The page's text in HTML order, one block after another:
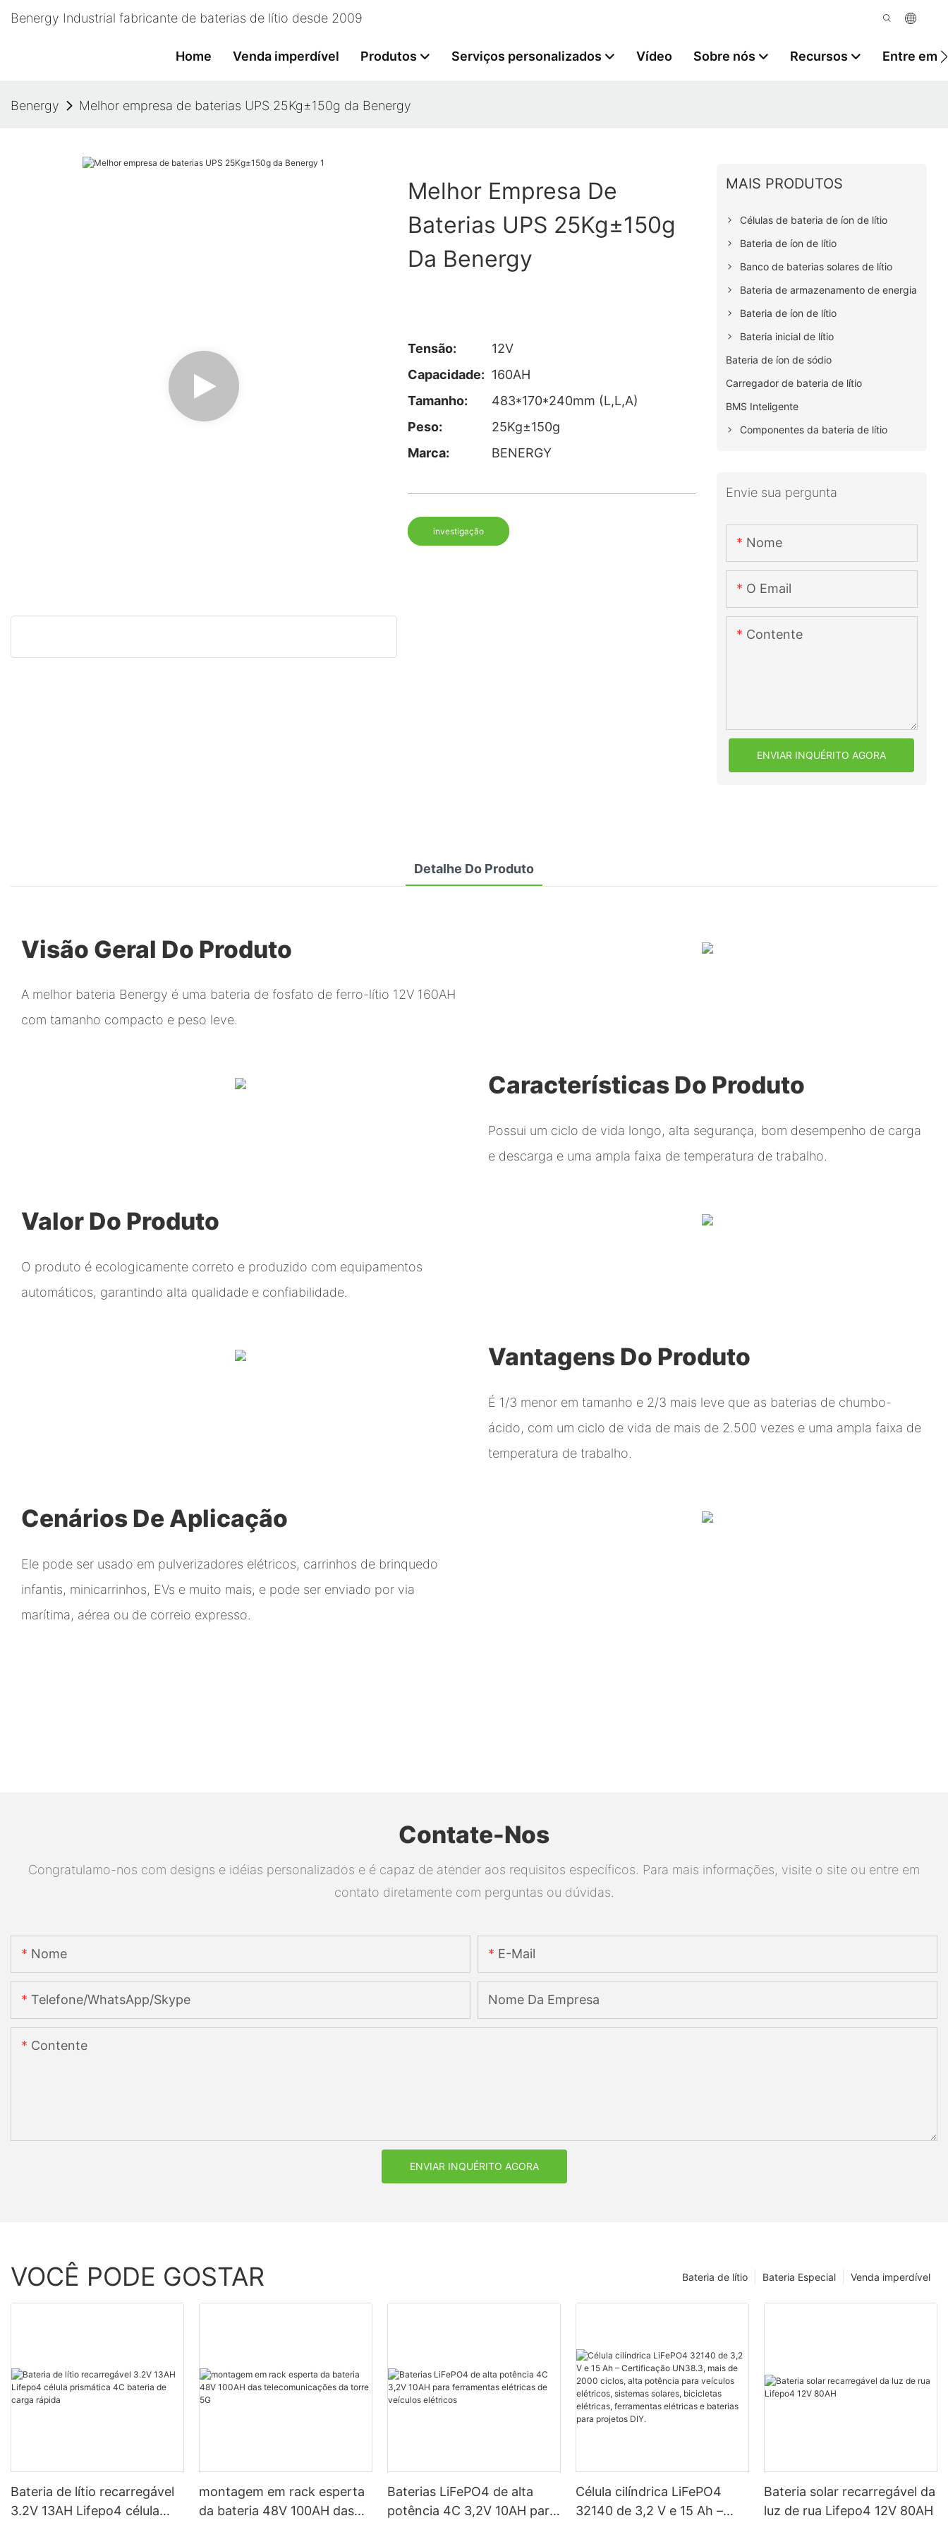
Benergy Industrial fabricante de baterias de lítio desde 2009
Home Venda imperdível Produtos Serviços personalizados Vídeo Sobre nós Recursos Entre em
Benergy Melhor empresa de baterias UPS 25Kg±150g da Benergy
Melhor Empresa De
Baterias UPS 25Kg±150g
Da Benergy
Tensão:
12V
Capacidade: 160AH
Tamanho:
483*170*240mm (L,L,A)
Peso:
25Kg±150g
Marca:
BENERGY
investigação
MAIS PRODUTOS
Células de bateria de íon de lítio
Bateria de íon de lítio
Banco de baterias solares de lítio
Bateria de armazenamento de energia
Bateria de íon de lítio
Bateria inicial de lítio
Bateria de íon de sódio
Carregador de bateria de lítio
BMS Inteligente
Componentes da bateria de lítio
Envie sua pergunta
Nome
O Email
Contente
ENVIAR INQUÉRITO AGORA
Detalhe Do Produto
Visão Geral Do Produto
A melhor bateria Benergy é uma bateria de fosfato de ferro-lítio 12V 160AH
com tamanho compacto e peso leve.
Características Do Produto
Possui um ciclo de vida longo, alta segurança, bom desempenho de carga
e descarga e uma ampla faixa de temperatura de trabalho.
Valor Do Produto
O produto é ecologicamente correto e produzido com equipamentos
automáticos, garantindo alta qualidade e confiabilidade.
Vantagens Do Produto
É 1/3 menor em tamanho e 2/3 mais leve que as baterias de chumbo-
ácido, com um ciclo de vida de mais de 2.500 vezes e uma ampla faixa de
temperatura de trabalho.
Cenários De Aplicação
Ele pode ser usado em pulverizadores elétricos, carrinhos de brinquedo
infantis, minicarrinhos, EVs e muito mais, e pode ser enviado por via
marítima, aérea ou de correio expresso.
Contate-Nos
Congratulamo-nos com designs e idéias personalizados e é capaz de atender aos requisitos específicos. Para mais informações, visite o site ou entre em
contato diretamente com perguntas ou dúvidas.
Nome E-Mail
Telefone/WhatsApp/Skype Nome Da Empresa
Contente
ENVIAR INQUÉRITO AGORA
VOCÊ PODE GOSTAR Venda imperdível
Bateria Especial
Bateria de lítio
Bateria de lítio recarregável
3.2V 13AH Lifepo4 célula
montagem em rack esperta
da bateria 48V 100AH ​​das
Baterias LiFePO4 de alta
potência 4C 3,2V 10AH para
Célula cilíndrica LiFePO4
32140 de 3,2 V e 15 Ah –
Bateria solar recarregável da
luz de rua Lifepo4 12V 80AH